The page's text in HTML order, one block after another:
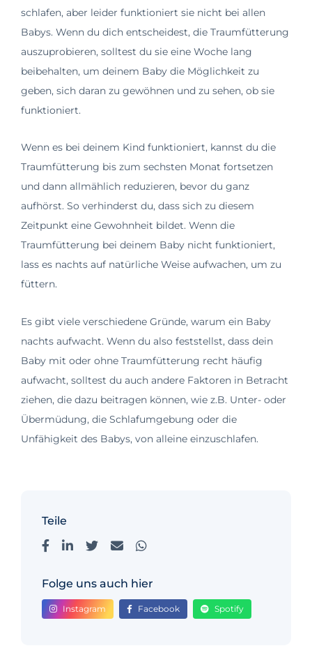
schlafen, aber leider funktioniert sie nicht bei allen
Babys. Wenn du dich entscheidest, die Traumfütterung
auszuprobieren, solltest du sie eine Woche lang
beibehalten, um deinem Baby die Möglichkeit zu
geben, sich daran zu gewöhnen und zu sehen, ob sie
funktioniert.
Wenn es bei deinem Kind funktioniert, kannst du die
Traumfütterung bis zum sechsten Monat fortsetzen
und dann allmählich reduzieren, bevor du ganz
aufhörst. So verhinderst du, dass sich zu diesem
Zeitpunkt eine Gewohnheit bildet. Wenn die
Traumfütterung bei deinem Baby nicht funktioniert,
lass es nachts auf natürliche Weise aufwachen, um zu
füttern.
Es gibt viele verschiedene Gründe, warum ein Baby
nachts aufwacht. Wenn du also feststellst, dass dein
Baby mit oder ohne Traumfütterung recht häufig
aufwacht, solltest du auch andere Faktoren in Betracht
ziehen, die dazu beitragen können, wie z.B. Unter- oder
Übermüdung, die Schlafumgebung oder die
Unfähigkeit des Babys, von alleine einzuschlafen.
Teile
Folge uns auch hier
Instagram Facebook Spotify